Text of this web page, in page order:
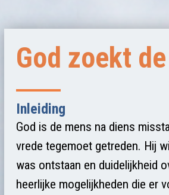
God zoekt
Inleiding
God is de mens na diens
vrede tegemoet getreden. Hij
was ontstaan en duidelijkheid
heerlijke mogelijkheden die er